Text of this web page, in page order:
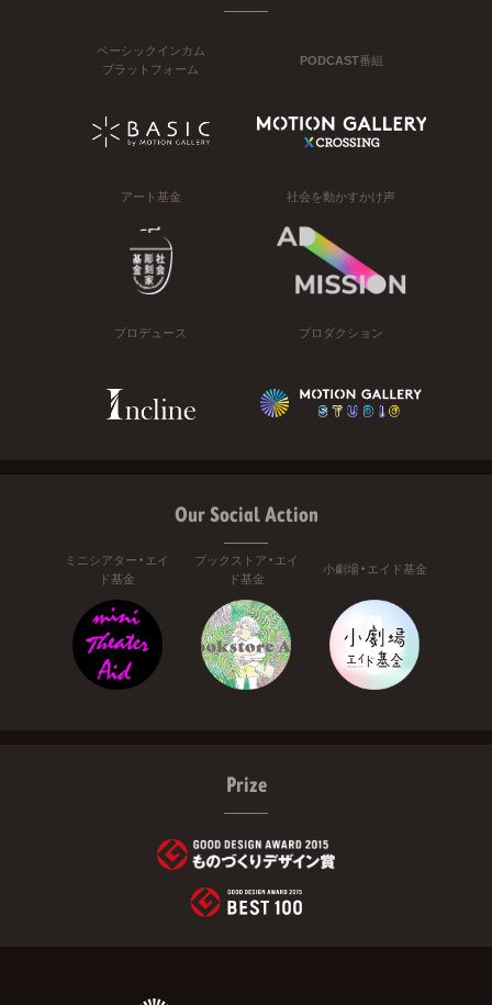
ベーシックインカム
プラットフォーム
PODCAST番組
アート基金 社会を動かすかけ声
プロデュース プロダクション
Our Social Action
ミニシアター・エイ
ド基金
ブックストア・エイ
ド基金
小劇場・エイド基金
Prize